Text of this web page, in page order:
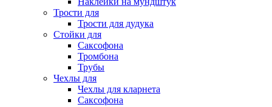
Трости для
Трости для дудука
Стойки для
Саксофона
Тромбона
Трубы
Чехлы для
Чехлы для кларнета
Саксофона